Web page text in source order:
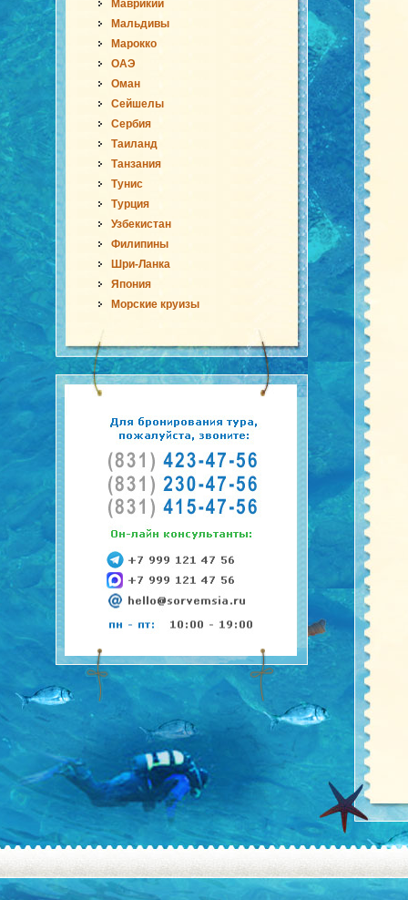
Маврикий
Мальдивы
Марокко
ОАЭ
Оман
Сейшелы
Сербия
Таиланд
Танзания
Тунис
Турция
Узбекистан
Филипины
Шри-Ланка
Япония
Морские круизы